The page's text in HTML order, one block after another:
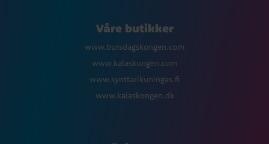
Våre butikker
www.bursdagskongen.com
www.kalaskungen.com
www.synttarikuningas.fi
www.kalaskongen.dk